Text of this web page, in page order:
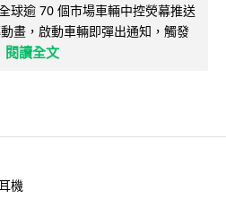
球逾 70 個市場車輛中控熒幕推送
畫，啟動車輛即彈出通知，觸發
閱讀全文
機